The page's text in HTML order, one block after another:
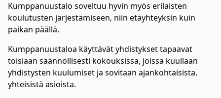
Kumppanuustalo soveltuu hyvin myös erilaisten
koulutusten järjestämiseen, niin etäyhteyksin kuin
paikan päällä.
Kumppanuustaloa käyttävät yhdistykset tapaavat
toisiaan säännöllisesti kokouksissa, joissa kuullaan
yhdistysten kuulumiset ja sovitaan ajankohtaisista,
yhteisistä asioista.